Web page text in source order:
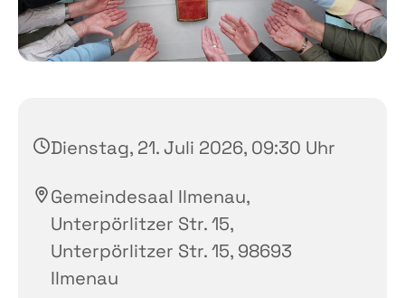
Dienstag, 21. Juli 2026, 09:30 Uhr
Gemeindesaal Ilmenau,
Unterpörlitzer Str. 15,
Unterpörlitzer Str. 15, 98693
Ilmenau